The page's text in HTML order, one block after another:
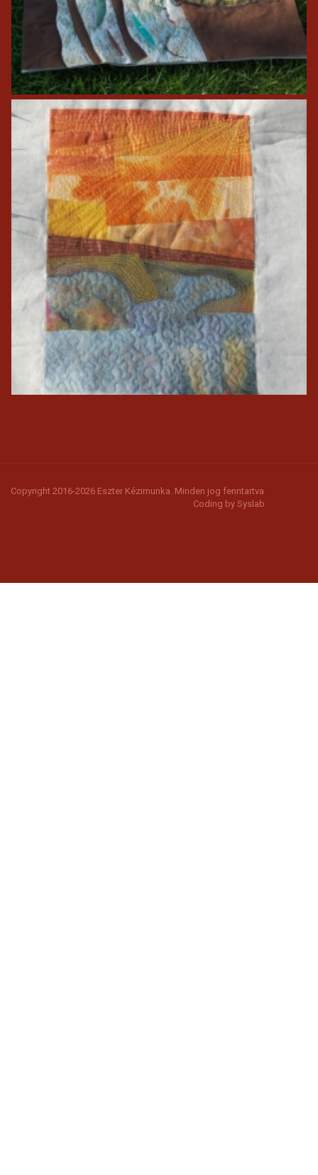
Copyright 2016-2026 Eszter Kézimunka. Minden jog fenntartva
Coding by Syslab